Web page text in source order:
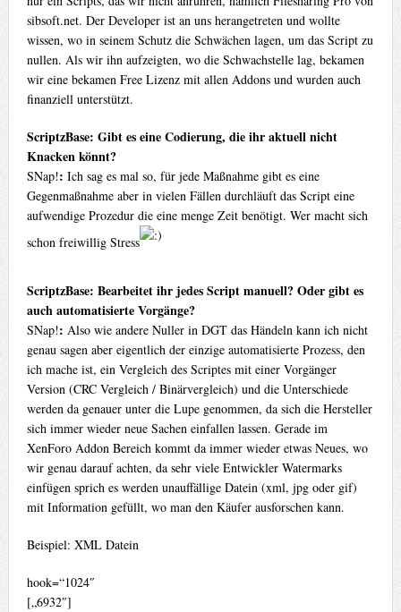
sibsoft.net. Der Developer ist an uns herangetreten und wollte
wissen, wo in seinem Schutz die Schwächen lagen, um das Script zu
nullen. Als wir ihn aufzeigten, wo die Schwachstelle lag, bekamen
wir eine bekamen Free Lizenz mit allen Addons und wurden auch
finanziell unterstützt.
ScriptzBase: Gibt es eine Codierung, die ihr aktuell nicht
Knacken könnt?
SNap!: Ich sag es mal so, für jede Maßnahme gibt es eine
Gegenmaßnahme aber in vielen Fällen durchläuft das Script eine
aufwendige Prozedur die eine menge Zeit benötigt. Wer macht sich
schon freiwillig Stress
ScriptzBase: Bearbeitet ihr jedes Script manuell? Oder gibt es
auch automatisierte Vorgänge?
SNap!: Also wie andere Nuller in DGT das Händeln kann ich nicht
genau sagen aber eigentlich der einzige automatisierte Prozess, den
ich mache ist, ein Vergleich des Scriptes mit einer Vorgänger
Version (CRC Vergleich / Binärvergleich) und die Unterschiede
werden da genauer unter die Lupe genommen, da sich die Hersteller
sich immer wieder neue Sachen einfallen lassen. Gerade im
XenForo Addon Bereich kommt da immer wieder etwas Neues, wo
wir genau darauf achten, da sehr viele Entwickler Watermarks
einfügen sprich es werden unauffällige Datein (xml, jpg oder gif)
mit Information gefüllt, wo man den Käufer ausforschen kann.
Beispiel: XML Datein
hook=“1024″
[„6932″]